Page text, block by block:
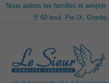
Nous aidons les familles et
60 boul. Pie IX,